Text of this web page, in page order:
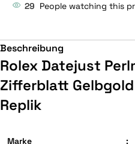
29 People watching this
Beschreibung
Rolex Datejust
Zifferblatt
Replik
Marke :